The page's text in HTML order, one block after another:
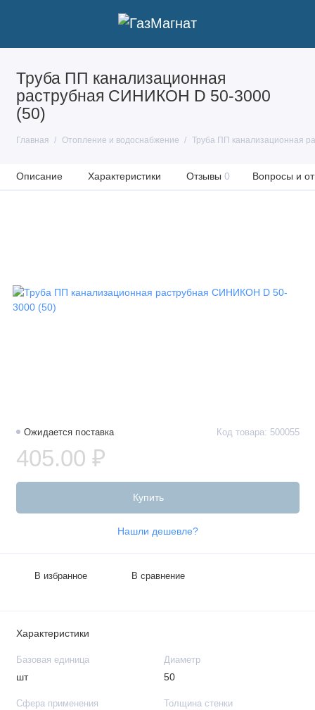
Труба ПП канализационная
раструбная СИНИКОН D 50-3000
(50)
Главная Отопление и водоснабжение Труба ПП канализационная
Описание Характеристики Отзывы 0 Вопросы и
Ожидается поставка Код товара: 500055
405.00 ₽
Купить
Нашли дешевле?
В избранное В сравнение
Характеристики
Базовая единица
шт
Диаметр
50
Сфера применения Толщина стенки